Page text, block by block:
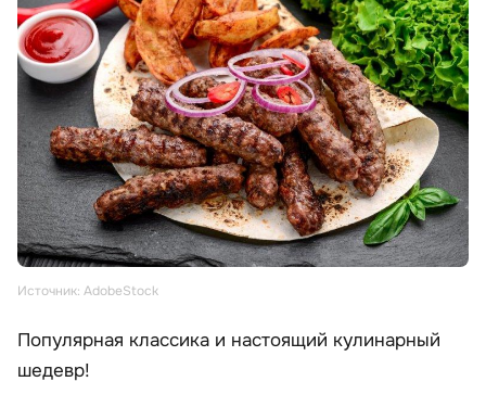
Источник: AdobeStock
Популярная классика и настоящий кулинарный
шедевр!